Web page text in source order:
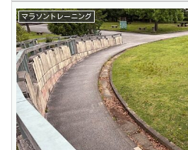
マラソントレーニング